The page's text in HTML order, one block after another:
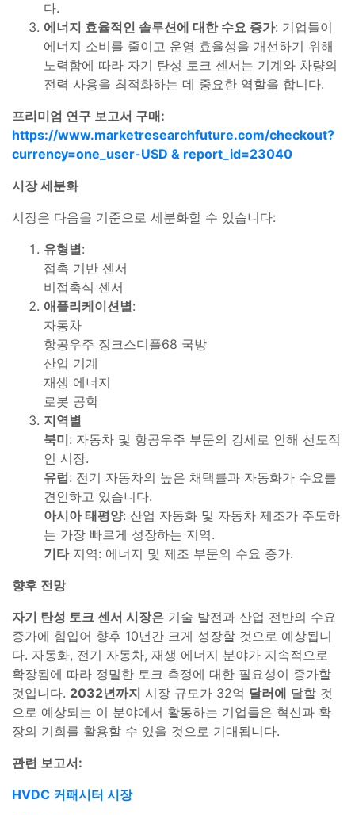
다.
에너지 효율적인 솔루션에 대한 수요 증가: 기업들이
에너지 소비를 줄이고 운영 효율성을 개선하기 위해
노력함에 따라 자기 탄성 토크 센서는 기계와 차량의
전력 사용을 최적화하는 데 중요한 역할을 합니다.
프리미엄 연구 보고서 구매:
https://www.marketresearchfuture.com/checkout?
currency=one_user-USD & report_id=23040
시장 세분화
시장은 다음을 기준으로 세분화할 수 있습니다:
유형별:
접촉 기반 센서
비접촉식 센서
애플리케이션별:
자동차
항공우주 징크스디플68 국방
산업 기계
재생 에너지
로봇 공학
지역별
북미: 자동차 및 항공우주 부문의 강세로 인해 선도적
인 시장.
유럽: 전기 자동차의 높은 채택률과 자동화가 수요를
견인하고 있습니다.
아시아 태평양: 산업 자동화 및 자동차 제조가 주도하
는 가장 빠르게 성장하는 지역.
기타지역: 에너지 및 제조 부문의 수요 증가.
향후 전망
자기 탄성 토크 센서 시장은 기술 발전과 산업 전반의 수요
증가에 힘입어 향후 10년간 크게 성장할 것으로 예상됩니
다. 자동화, 전기 자동차, 재생 에너지 분야가 지속적으로
확장됨에 따라 정밀한 토크 측정에 대한 필요성이 증가할
것입니다. 2032년까지 시장 규모가 32억 달러에 달할 것
으로 예상되는 이 분야에서 활동하는 기업들은 혁신과 확
장의 기회를 활용할 수 있을 것으로 기대됩니다.
관련 보고서:
HVDC 커패시터 시장